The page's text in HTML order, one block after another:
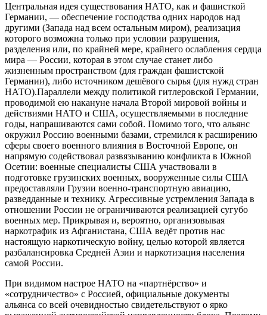
Центральная идея существования НАТО, как и фашисткой
Германии, — обеспечение господства одних народов над
другими (Запада над всем остальным миром), реализация
которого возможна только при условии разрушения,
разделения или, по крайней мере, крайнего ослабления сердца
мира — России, которая в этом случае станет либо
жизненным пространством (для граждан фашистской
Германии), либо источником дешёвого сырья (для нужд стран
НАТО).Параллели между политикой гитлеровской Германии,
проводимой ею накануне начала Второй мировой войны и
действиями НАТО и США, осуществляемыми в последние
годы, напрашиваются сами собой. Помимо того, что альянс
окружил Россию военными базами, стремился к расширению
сферы своего военного влияния в Восточной Европе, он
напрямую содействовал развязыванию конфликта в Южной
Осетии: военные специалисты США участвовали в
подготовке грузинских военных, вооруженные силы США
предоставляли Грузии военно-транспортную авиацию,
разведданные и технику. Агрессивные устремления Запада в
отношении России не ограничиваются реализацией сугубо
военных мер. Прикрывая и, вероятно, организовывая
наркотрафик из Афганистана, США ведёт против нас
настоящую наркотическую войну, целью которой является
разбалансировка Средней Азии и наркотизация населения
самой России.
При видимом настрое НАТО на «партнёрство» и
«сотрудничество» с Россией, официальные документы
альянса со всей очевидностью свидетельствуют о ярко